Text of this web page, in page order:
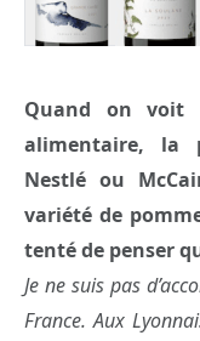
Quand on voit
alimentaire, la
Nestlé ou
variété de
tenté de penser
Je ne suis pas
France. Aux